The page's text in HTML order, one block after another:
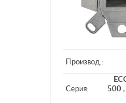
Производ.:
Серия:
500,